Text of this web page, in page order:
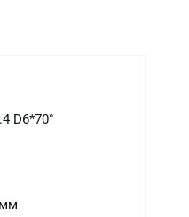
D6*70°